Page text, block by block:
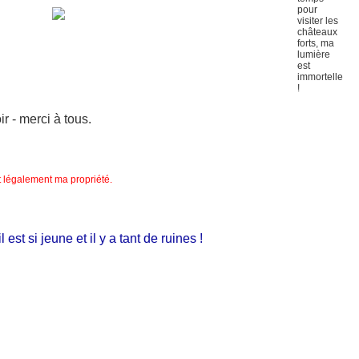
- merci à tous.
légalement ma propriété.
si jeune et il y a tant de ruines !